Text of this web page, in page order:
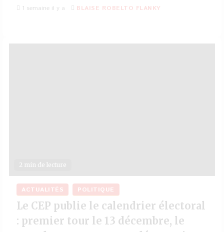
1 semaine il y a
BLAISE ROBELTO FLANKY
2 min de lecture
ACTUALITÉS POLITIQUE
Le CEP publie le calendrier électoral
: premier tour le 13 décembre, le